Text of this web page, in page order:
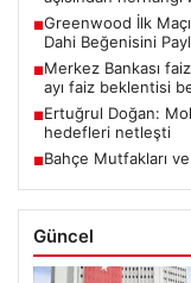
■Greenwood İlk
Dahi Beğenisini
■Merkez Bankası
ayı faiz beklentisi
■Ertuğrul Doğan:
hedefleri netleşti
■Bahçe Mutfakları ve
Güncel